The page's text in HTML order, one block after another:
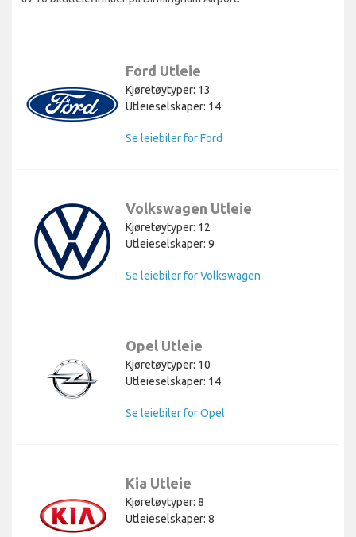
Ford Utleie
Kjøretøytyper: 13
Utleieselskaper: 14
Se leiebiler for Ford
Volkswagen Utleie
Kjøretøytyper: 12
Utleieselskaper: 9
Se leiebiler for Volkswagen
Opel Utleie
Kjøretøytyper: 10
Utleieselskaper: 14
Se leiebiler for Opel
Kia Utleie
Kjøretøytyper: 8
Utleieselskaper: 8